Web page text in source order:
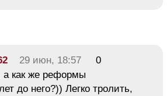
29 июн, 18:57
0
а как же реформы
до него?)) Легко тролить,